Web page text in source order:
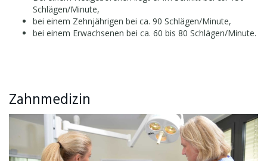
Schlägen/Minute,
bei einem Zehnjährigen bei ca. 90 Schlägen/Minute,
bei einem Erwachsenen bei ca. 60 bis 80 Schlägen/Minute.
Zahnmedizin